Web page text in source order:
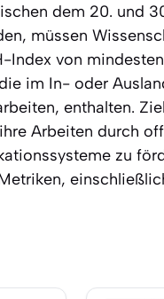
dem 20. und
müssen
von
im In- oder
enthalten.
Arbeiten durch
zu